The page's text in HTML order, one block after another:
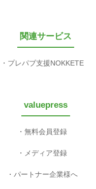
関連サービス
プレパブ支援NOKKETE
valuepress
無料会員登録
メディア登録
パートナー企業様へ